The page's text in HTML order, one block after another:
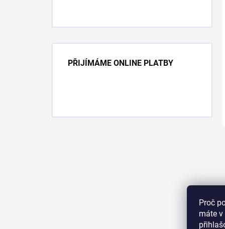
Proč
máte
PŘIJÍMÁME ONLINE PLATBY